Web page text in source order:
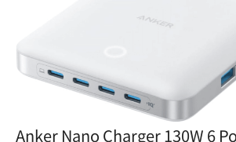
Anker Nano Charger 130W 6